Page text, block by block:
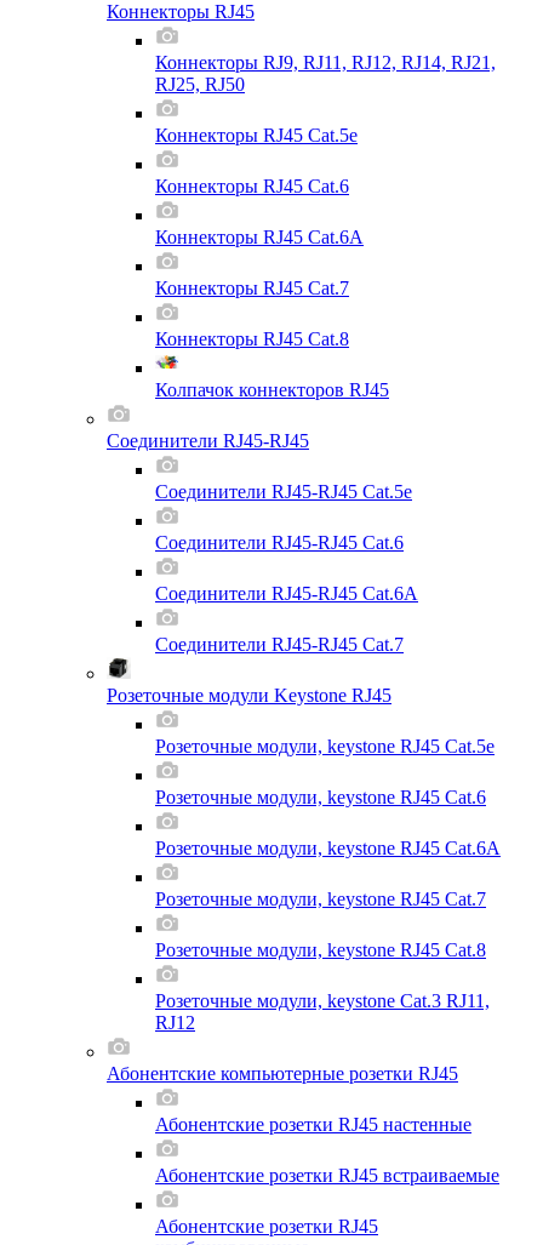
Коннекторы RJ45
Коннекторы RJ9, RJ11, RJ12, RJ14, RJ21,
RJ25, RJ50
Коннекторы RJ45 Cat.5e
Коннекторы RJ45 Cat.6
Коннекторы RJ45 Cat.6A
Коннекторы RJ45 Cat.7
Коннекторы RJ45 Cat.8
Колпачок коннекторов RJ45
Соединители RJ45-RJ45
Соединители RJ45-RJ45 Cat.5e
Соединители RJ45-RJ45 Cat.6
Соединители RJ45-RJ45 Cat.6A
Соединители RJ45-RJ45 Cat.7
Розеточные модули Keystone RJ45
Розеточные модули, keystone RJ45 Cat.5e
Розеточные модули, keystone RJ45 Cat.6
Розеточные модули, keystone RJ45 Cat.6A
Розеточные модули, keystone RJ45 Cat.7
Розеточные модули, keystone RJ45 Cat.8
Розеточные модули, keystone Cat.3 RJ11,
RJ12
Абонентские компьютерные розетки RJ45
Абонентские розетки RJ45 настенные
Абонентские розетки RJ45 встраиваемые
Абонентские розетки RJ45